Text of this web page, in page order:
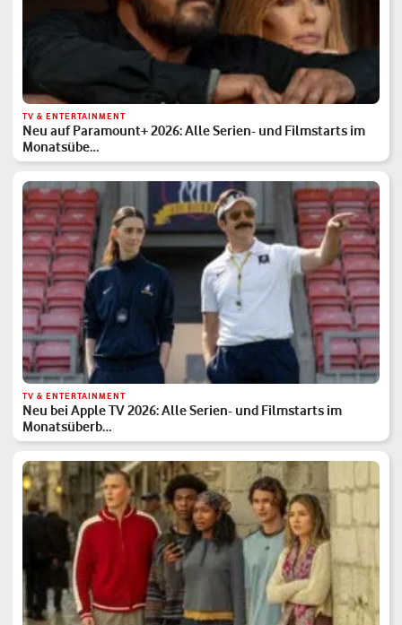
TV & ENTERTAINMENT
Neu auf Paramount+ 2026: Alle Serien- und Filmstarts im
Monatsübe…
TV & ENTERTAINMENT
Neu bei Apple TV 2026: Alle Serien- und Filmstarts im
Monatsüberb…